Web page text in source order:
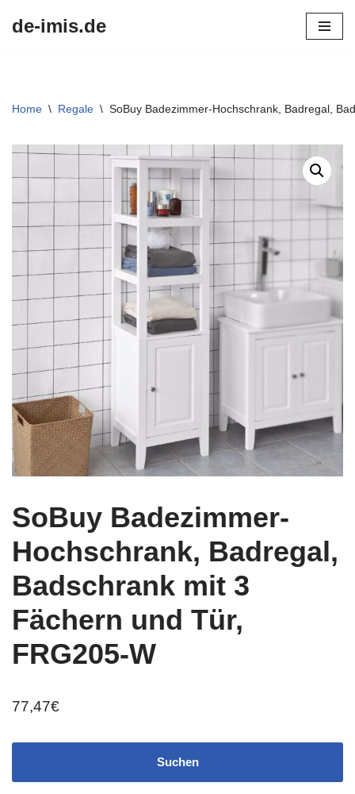
de-imis.de
Home \ Regale \ SoBuy Badezimmer-Hochschrank, Badregal,
SoBuy Badezimmer-
Hochschrank, Badregal,
Badschrank mit 3
Fächern und Tür,
FRG205-W
77,47€
Suchen